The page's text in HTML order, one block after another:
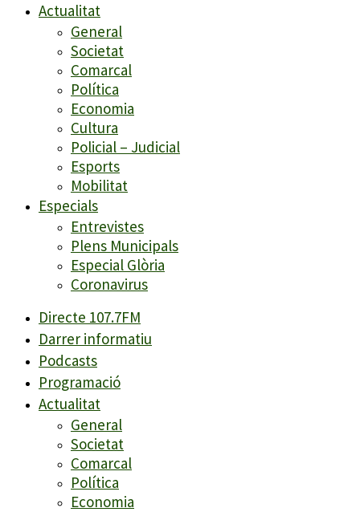
Actualitat
General
Societat
Comarcal
Política
Economia
Cultura
Policial – Judicial
Esports
Mobilitat
Especials
Entrevistes
Plens Municipals
Especial Glòria
Coronavirus
Directe 107.7FM
Darrer informatiu
Podcasts
Programació
Actualitat
General
Societat
Comarcal
Política
Economia